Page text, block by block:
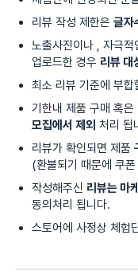
리뷰 작성 제한은 글자
노출사진이나 , 자극
업로드한 경우 리뷰 대
최소 리뷰 기준에 부합
기한내 제품 구매 혹
모집에서 제외 처리 됩
리뷰가 확인되면 제품
(환불되기 때문에 쿠
작성해주신 리뷰는 마
동의처리 됩니다.
스토어에 사정상 체험